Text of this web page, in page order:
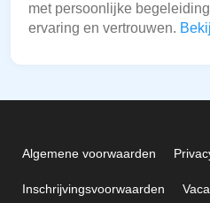
met persoonlijke
ervaring en vertrouwen.
Algemene voorwaarden
Inschrijvingsvoorwaarden